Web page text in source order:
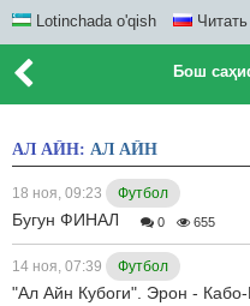
Lotinchada o'qish
Бош
АЛ АЙН: АЛ АЙН
18 ноя, 09:23 Футбол
Бугун ФИНАЛ 0 655
14 ноя, 07:39 Футбол
"Ал Айн Кубоги". Эрон -